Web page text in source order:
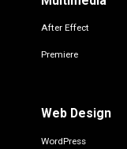
After Effect
Premiere
Web Design
WordPress